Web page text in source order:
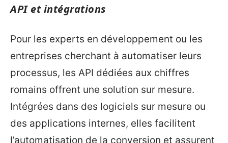
API et intégrations
Pour les experts en développement ou les
entreprises cherchant à automatiser leurs
processus, les API dédiées aux chiffres
romains offrent une solution sur mesure.
Intégrées dans des logiciels sur mesure ou
des applications internes, elles facilitent
l’automatisation de la conversion et assurent